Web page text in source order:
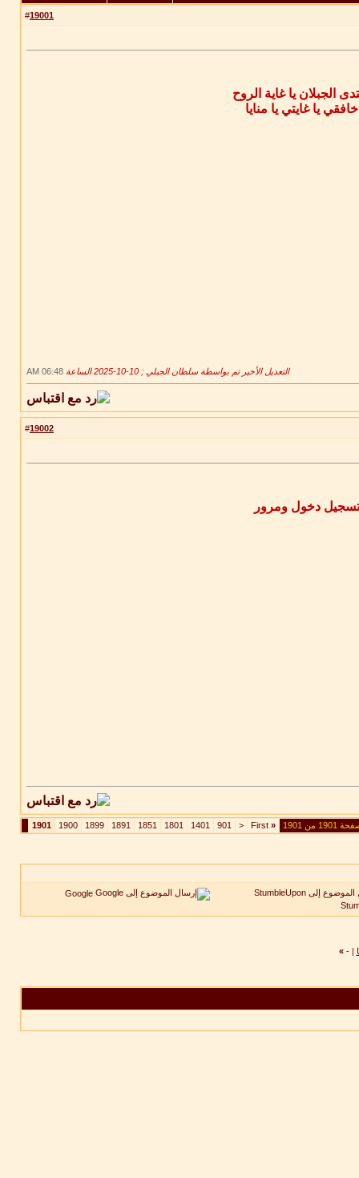
19001
الجبلان يا غاية الروح
خافقي يا غايتي يا منايا
التعديل الأخير تم بواسطة سلطان الجبلي ; 10-10-2025 الساعة 06:48 AM
19002
تسجيل دخول ومرور
1901 من 1901 «
<
901
1401
1801
1851
1891
1899
1900
1901
Google
|
-
»